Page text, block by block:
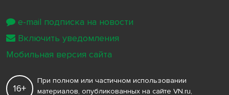
16+
При полном или частичном использовании
материалов, опубликованных на сайте VN.ru,
e-mail подписка на новости
Включить уведомления
Мобильная версия сайта